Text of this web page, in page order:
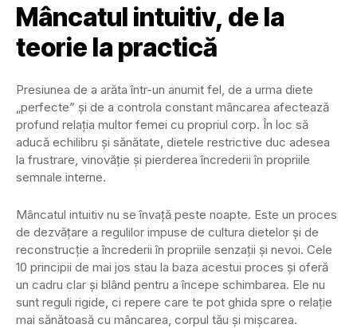
Mâncatul intuitiv, de la
teorie la practică
Presiunea de a arăta într-un anumit fel, de a urma diete
„perfecte” și de a controla constant mâncarea afectează
profund relația multor femei cu propriul corp. În loc să
aducă echilibru și sănătate, dietele restrictive duc adesea
la frustrare, vinovăție și pierderea încrederii în propriile
semnale interne.
Mâncatul intuitiv nu se învață peste noapte. Este un proces
de dezvățare a regulilor impuse de cultura dietelor și de
reconstrucție a încrederii în propriile senzații și nevoi. Cele
10 principii de mai jos stau la baza acestui proces și oferă
un cadru clar și blând pentru a începe schimbarea. Ele nu
sunt reguli rigide, ci repere care te pot ghida spre o relație
mai sănătoasă cu mâncarea, corpul tău și mișcarea.